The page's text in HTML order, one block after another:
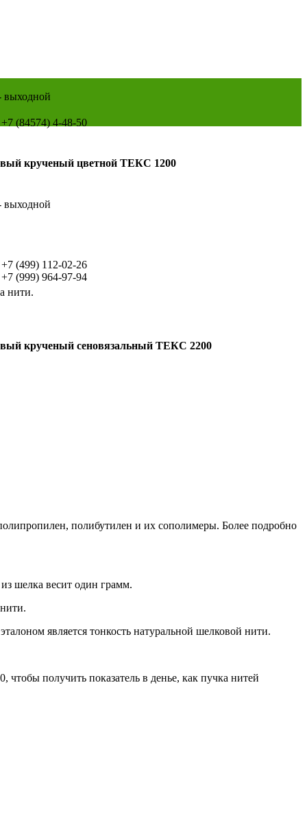
выходной
+7 (84574) 4-48-50
выходной
+7 (499) 112-02-26
+7 (999) 964-97-94
крученый цветной ТЕКС 1200
крученый сеновязальный ТЕКС 2200
нити.
полибутилен и их сополимеры. Более подробно
шелка весит один грамм.
является тонкость натуральной шелковой нити.
чтобы получить показатель в денье, как пучка нитей